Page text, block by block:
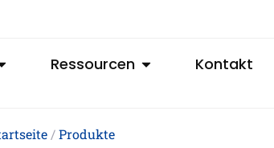
Ressourcen Kontakt
/Produkte